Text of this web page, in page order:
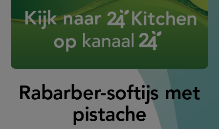
Rabarber-softijs met
pistache